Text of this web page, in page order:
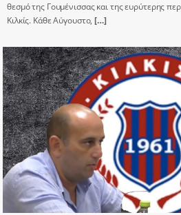
θεσμό της Γουμένισσας και της ευρύτερης
Κιλκίς. Κάθε Αύγουστο, […]